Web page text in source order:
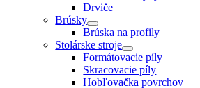
Drviče
Brúsky
Brúska na profily
Stolárske stroje
Formátovacie píly
Skracovacie píly
Hobľovačka povrchov